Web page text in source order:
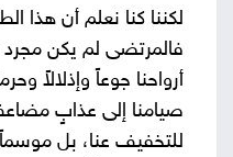
لكننا كنا نعلم أن
فالمرتضى لم يكن
أرواحنا جوعاً وإذلالاً
صيامنا إلى عذابٍ
للتخفيف عنا، بل موسماً